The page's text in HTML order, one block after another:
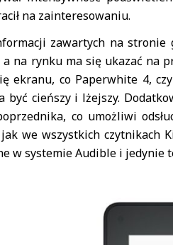
na zainteresowaniu.
zawartych na stronie
na rynku ma się ukazać na
ekranu, co Paperwhite 4,
być cieńszy i lżejszy.
co umożliwi
we wszystkich czytnikach
w systemie Audible i jedynie